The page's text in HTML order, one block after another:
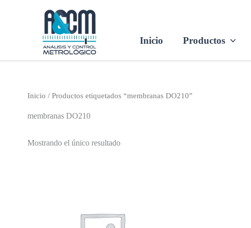
Inicio Productos
Inicio / Productos etiquetados “membranas DO210”
membranas DO210
Mostrando el único resultado